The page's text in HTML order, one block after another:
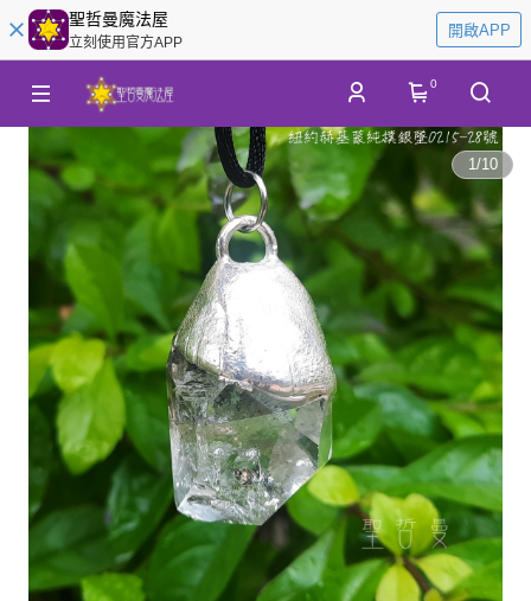
聖哲曼魔法屋
立刻使用官方APP
開啟APP
0
1/10